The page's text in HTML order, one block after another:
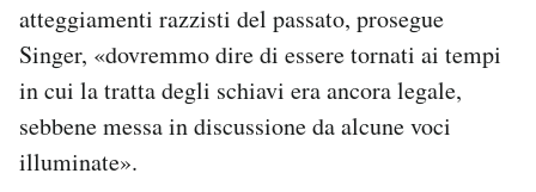
atteggiamenti razzisti del passato, prosegue
Singer, «dovremmo dire di essere tornati ai tempi
in cui la tratta degli schiavi era ancora legale,
sebbene messa in discussione da alcune voci
illuminate».